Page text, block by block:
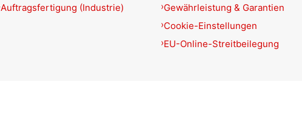
Auftragsfertigung (Industrie)
Gewährleistung & Garantien
Cookie-Einstellungen
EU-Online-Streitbeilegung